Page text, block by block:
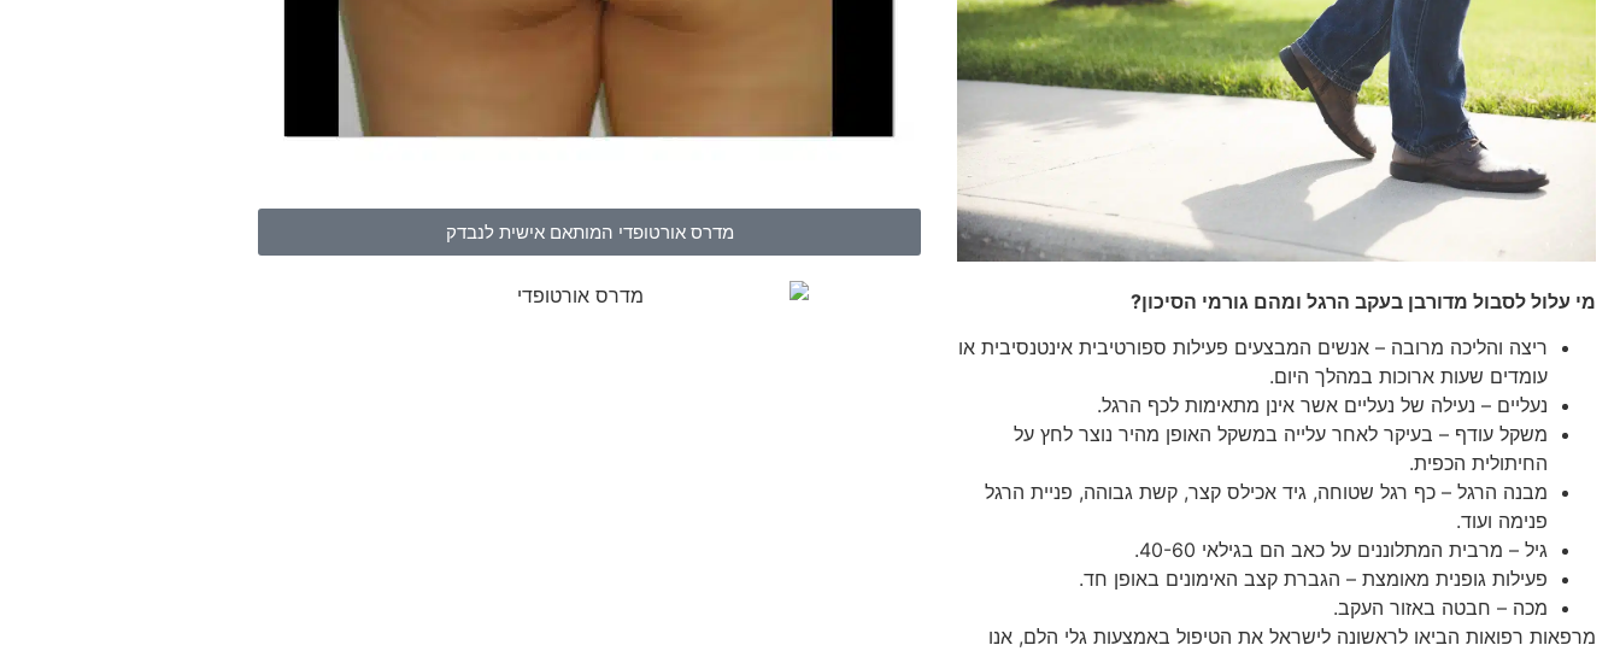
מי עלול לסבול מדורבן בעקב הרגל ומהם גורמי הסיכון?
ריצה והליכה מרובה – אנשים המבצעים פעילות ספורטיבית אינטנסיבית או
עומדים שעות ארוכות במהלך היום.
נעליים – נעילה של נעליים אשר אינן מתאימות לכף הרגל.
משקל עודף – בעיקר לאחר עלייה במשקל האופן מהיר נוצר לחץ על
החיתולית הכפית.
מבנה הרגל – כף רגל שטוחה, גיד אכילס קצר, קשת גבוהה, פניית הרגל
פנימה ועוד.
גיל – מרבית המתלוננים על כאב הם בגילאי 40-60.
פעילות גופנית מאומצת – הגברת קצב האימונים באופן חד.
מכה – חבטה באזור העקב.
מרפאות רפואות הביאו לראשונה לישראל את הטיפול באמצעות גלי הלם, אנו
מדרס אורטופדי המותאם אישית לנבדק